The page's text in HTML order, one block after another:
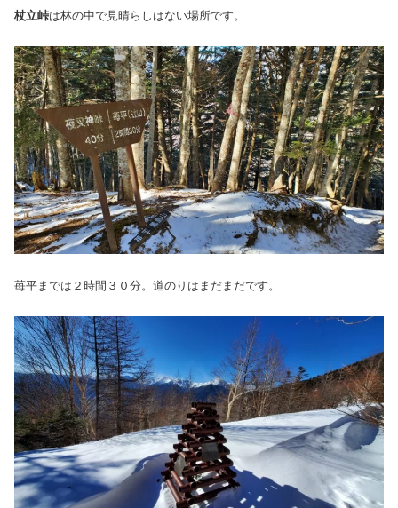
杖立峠は林の中で見晴らしはない場所です。
苺平までは２時間３０分。道のりはまだまだです。